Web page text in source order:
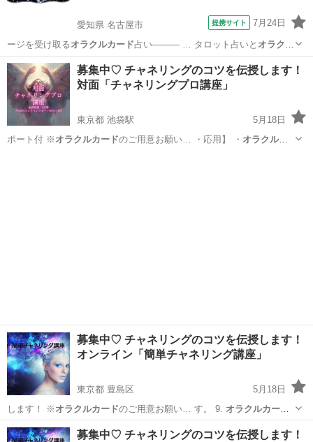
愛知県 名古屋市 提携サイト 7月24日
ージを受け取るオラクルカード 占い――― … タロット占いと オラクル
カード占いの2つの資…
愛知 名古屋市 占い
募集中♡ チャネリングのコツを伝授します！
対面「チャネリングプロ講座」
東京都 池袋駅
5月18日
ポート付 ※ オラクルカードのご用意お願い… ・応用】 ・ オラクルカ
募集中♡ チャネリングのコツを伝授します！
オンライン「簡単チャネリング講座」
東京都 豊島区
5月18日
します！ ※ オラクルカードのご用意お願い… す。 9. オラクルカード
を使用した練習…
東京 豊島区 その他 チャネリング
募集中♡ チャネリングのコツを伝授します！